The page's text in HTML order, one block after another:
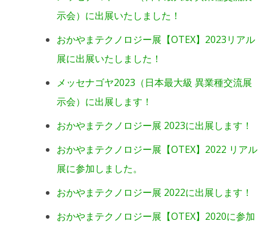
示会）に出展いたしました！
おかやまテクノロジー展【OTEX】2023リアル
展に出展いたしました！
メッセナゴヤ2023（日本最大級 異業種交流展
示会）に出展します！
おかやまテクノロジー展 2023に出展します！
おかやまテクノロジー展【OTEX】2022 リアル
展に参加しました。
おかやまテクノロジー展 2022に出展します！
おかやまテクノロジー展【OTEX】2020に参加